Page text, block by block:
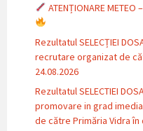
ATENȚIONARE METEO
Rezultatul SELECȚIEI
recrutare organizat de
24.08.2026
Rezultatul SELECTIEI
promovare in grad
de către Primăria Vidra în